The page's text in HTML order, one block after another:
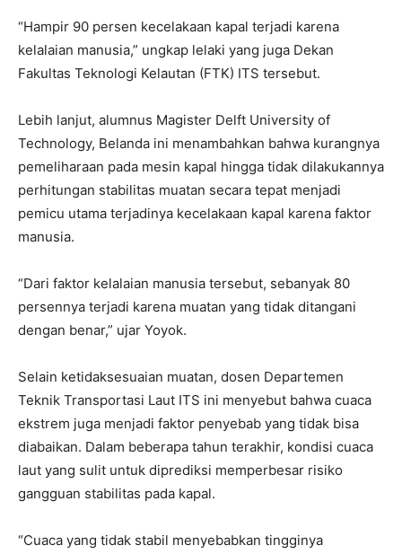
“Hampir 90 persen kecelakaan kapal terjadi karena
kelalaian manusia,” ungkap lelaki yang juga Dekan
Fakultas Teknologi Kelautan (FTK) ITS tersebut.
Lebih lanjut, alumnus Magister Delft University of
Technology, Belanda ini menambahkan bahwa kurangnya
pemeliharaan pada mesin kapal hingga tidak dilakukannya
perhitungan stabilitas muatan secara tepat menjadi
pemicu utama terjadinya kecelakaan kapal karena faktor
manusia.
“Dari faktor kelalaian manusia tersebut, sebanyak 80
persennya terjadi karena muatan yang tidak ditangani
dengan benar,” ujar Yoyok.
Selain ketidaksesuaian muatan, dosen Departemen
Teknik Transportasi Laut ITS ini menyebut bahwa cuaca
ekstrem juga menjadi faktor penyebab yang tidak bisa
diabaikan. Dalam beberapa tahun terakhir, kondisi cuaca
laut yang sulit untuk diprediksi memperbesar risiko
gangguan stabilitas pada kapal.
“Cuaca yang tidak stabil menyebabkan tingginya